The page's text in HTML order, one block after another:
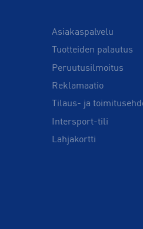
Asiakaspalvelu
Tuotteiden palautus
Peruutusilmoitus
Reklamaatio
Tilaus- ja
Intersport-tili
Lahjakortti